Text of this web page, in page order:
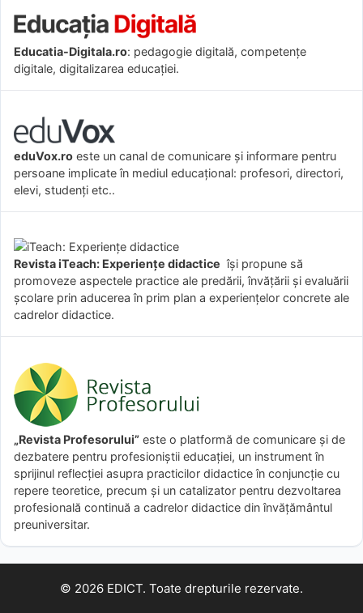
Educatia-Digitala.ro: pedagogie digitală, competențe
digitale, digitalizarea educației.
eduVox.ro este un canal de comunicare și informare pentru
persoane implicate în mediul educațional: profesori, directori,
elevi, studenți etc..
Revista iTeach: Experienţe didactice îşi propune să
promoveze aspectele practice ale predării, învăţării şi evaluării
şcolare prin aducerea în prim plan a experienţelor concrete ale
cadrelor didactice.
„Revista Profesorului” este o platformă de comunicare și de
dezbatere pentru profesioniștii educației, un instrument în
sprijinul reflecției asupra practicilor didactice în conjuncție cu
repere teoretice, precum și un catalizator pentru dezvoltarea
profesională continuă a cadrelor didactice din învățământul
preuniversitar.
© 2026 EDICT. Toate drepturile rezervate.